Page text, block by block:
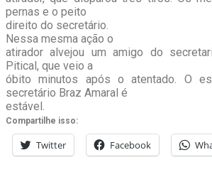
pernas e o peito
direito do secretário.
Nessa mesma ação o
atirador alvejou um amigo do
Pitical, que veio a
óbito minutos após o atentado. O
secretário Braz Amaral é
estável.
Compartilhe isso:
Twitter Facebook